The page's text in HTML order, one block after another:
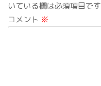
いている欄は必須項目です
コメント ※